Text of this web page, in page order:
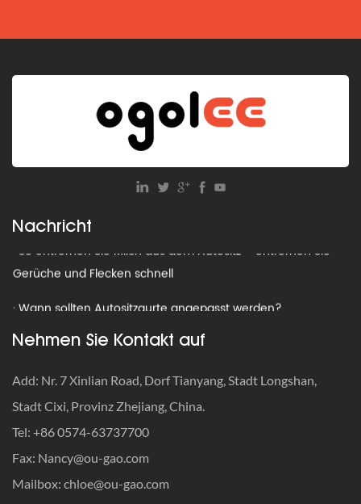
Nachricht
· So werden Sie alte Autositze los: Recyceln, spenden oder
· Was ist die Gewichtsbeschränkung für einen Kindersitz?
· Autositz-Recyclingprogramme: So entsorgen Sie
Gerüche und Flecken schnell
· Wann sollten Autositzgurte angepasst werden?
· So reisen Sie mit einem Autositz: Der ultimative Leitfaden,
· So werden Sie alte Autositze los: Recyceln, spenden oder
wegwerfen?
· Autositz-Recyclingprogramme: So entsorgen Sie
Nehmen Sie Kontakt auf
Add: Nr. 7 Xinlian Road, Dorf Tianyang, Stadt Longshan,
Stadt Cixi, Provinz Zhejiang, China.
Tel: +86 0574-63737700
Fax: Nancy@ou-gao.com
Mailbox: chloe@ou-gao.com